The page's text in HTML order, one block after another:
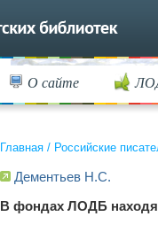
О сайте
Главная / Российские
Дементьев Н.С.
В фондах ЛОДБ